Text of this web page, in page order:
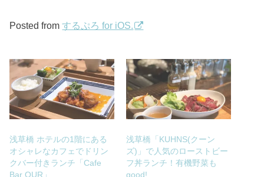
Posted fromするぷろ for iOS.
浅草橋 ホテルの1階にある
オシャレなカフェでドリン
クバー付きランチ「Cafe
Bar OUR」
浅草橋「KUHNS(クーン
ズ)」で人気のローストビー
フ丼ランチ！有機野菜も
good!